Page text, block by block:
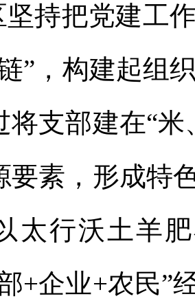
坚持把党建工
”，构建起组
将支部建在“
要素，形成特
太行沃土羊
+企业+农民”